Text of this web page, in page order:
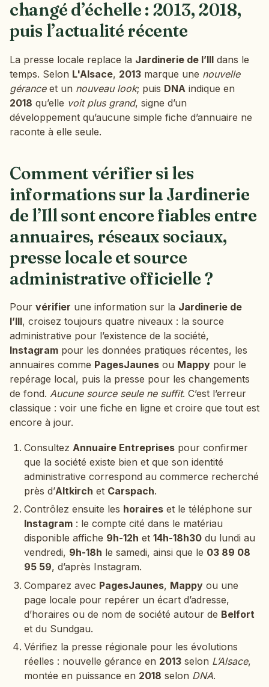
changé d’échelle : 2013, 2018,
puis l’actualité récente
La presse locale replace la Jardinerie de l’Ill dans le
temps. Selon L'Alsace, 2013 marque une nouvelle
géranceet un nouveau look; puis DNA indique en
2018 qu’elle voit plus grand, signe d’un
développement qu’aucune simple fiche d’annuaire ne
raconte à elle seule.
Comment vérifier si les
informations sur la Jardinerie
de l’Ill sont encore fiables entre
annuaires, réseaux sociaux,
presse locale et source
administrative officielle ?
Pour vérifier une information sur la Jardinerie de
l’Ill, croisez toujours quatre niveaux : la source
administrative pour l’existence de la société,
Instagram pour les données pratiques récentes, les
annuaires comme PagesJaunes ou Mappy pour le
repérage local, puis la presse pour les changements
de fond. Aucune source seule ne suffit. C’est l’erreur
classique : voir une fiche en ligne et croire que tout est
encore à jour.
Consultez Annuaire Entreprises pour confirmer
que la société existe bien et que son identité
administrative correspond au commerce recherché
près d’Altkirch et Carspach.
Contrôlez ensuite les horaires et le téléphone sur
Instagram : le compte cité dans le matériau
disponible affiche 9h-12h et 14h-18h30 du lundi au
vendredi, 9h-18h le samedi, ainsi que le 03 89 08
95 59, d’après Instagram.
Comparez avec PagesJaunes, Mappy ou une
page locale pour repérer un écart d’adresse,
d’horaires ou de nom de société autour de Belfort
et du Sundgau.
Vérifiez la presse régionale pour les évolutions
réelles : nouvelle gérance en 2013 selon L’Alsace,
montée en puissance en 2018 selon DNA.